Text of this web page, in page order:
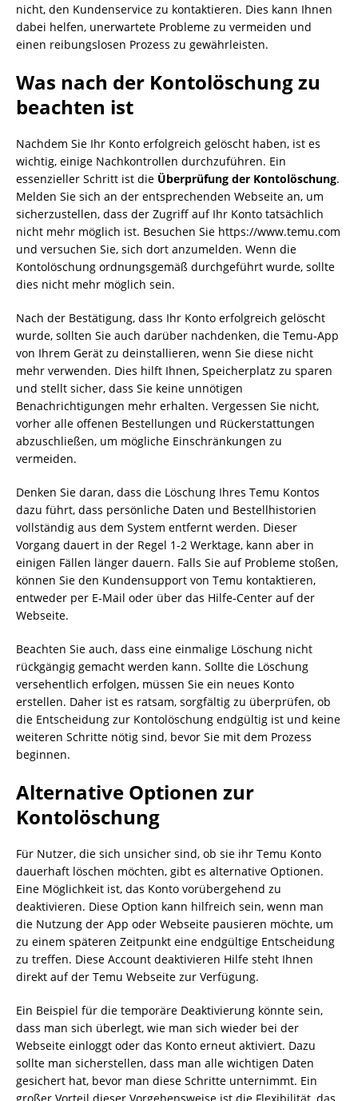
nicht, den Kundenservice zu kontaktieren. Dies kann Ihnen
dabei helfen, unerwartete Probleme zu vermeiden und
einen reibungslosen Prozess zu gewährleisten.
Was nach der Kontolöschung zu
beachten ist
Nachdem Sie Ihr Konto erfolgreich gelöscht haben, ist es
wichtig, einige Nachkontrollen durchzuführen. Ein
essenzieller Schritt ist die Überprüfung der Kontolöschung.
Melden Sie sich an der entsprechenden Webseite an, um
sicherzustellen, dass der Zugriff auf Ihr Konto tatsächlich
nicht mehr möglich ist. Besuchen Sie https://www.temu.com
und versuchen Sie, sich dort anzumelden. Wenn die
Kontolöschung ordnungsgemäß durchgeführt wurde, sollte
dies nicht mehr möglich sein.
Nach der Bestätigung, dass Ihr Konto erfolgreich gelöscht
wurde, sollten Sie auch darüber nachdenken, die Temu-App
von Ihrem Gerät zu deinstallieren, wenn Sie diese nicht
mehr verwenden. Dies hilft Ihnen, Speicherplatz zu sparen
und stellt sicher, dass Sie keine unnötigen
Benachrichtigungen mehr erhalten. Vergessen Sie nicht,
vorher alle offenen Bestellungen und Rückerstattungen
abzuschließen, um mögliche Einschränkungen zu
vermeiden.
Denken Sie daran, dass die Löschung Ihres Temu Kontos
dazu führt, dass persönliche Daten und Bestellhistorien
vollständig aus dem System entfernt werden. Dieser
Vorgang dauert in der Regel 1-2 Werktage, kann aber in
einigen Fällen länger dauern. Falls Sie auf Probleme stoßen,
können Sie den Kundensupport von Temu kontaktieren,
entweder per E-Mail oder über das Hilfe-Center auf der
Webseite.
Beachten Sie auch, dass eine einmalige Löschung nicht
rückgängig gemacht werden kann. Sollte die Löschung
versehentlich erfolgen, müssen Sie ein neues Konto
erstellen. Daher ist es ratsam, sorgfältig zu überprüfen, ob
die Entscheidung zur Kontolöschung endgültig ist und keine
weiteren Schritte nötig sind, bevor Sie mit dem Prozess
beginnen.
Alternative Optionen zur
Kontolöschung
Für Nutzer, die sich unsicher sind, ob sie ihr Temu Konto
dauerhaft löschen möchten, gibt es alternative Optionen.
Eine Möglichkeit ist, das Konto vorübergehend zu
deaktivieren. Diese Option kann hilfreich sein, wenn man
die Nutzung der App oder Webseite pausieren möchte, um
zu einem späteren Zeitpunkt eine endgültige Entscheidung
zu treffen. Diese Account deaktivieren Hilfe steht Ihnen
direkt auf der Temu Webseite zur Verfügung.
Ein Beispiel für die temporäre Deaktivierung könnte sein,
dass man sich überlegt, wie man sich wieder bei der
Webseite einloggt oder das Konto erneut aktiviert. Dazu
sollte man sicherstellen, dass man alle wichtigen Daten
gesichert hat, bevor man diese Schritte unternimmt. Ein